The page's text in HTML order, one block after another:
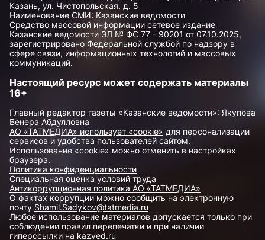
Казань, ул. Чистопольская, д. 5
Наименование СМИ: Казанские ведомости
Средство массовой информации сетевое издание
Казанские ведомости ЭЛ № ФС 77 - 90201 от 07.10.2025,
зарегистрировано Федеральной службой по надзору в
сфере связи, информационных технологий и массовых
коммуникаций.
Настоящий ресурс может содержать материалы
16+
Главный редактор газеты «Казанские ведомости»: Якупова
Венера Абдулловна
АО «ТАТМЕДИА» использует «cookie» для персонализации
сервисов и удобства пользователей сайтом.
Использование «cookie» можно отменить в настройках
браузера.
Политика конфиденциальности
Специальная оценка условий труда
Антикоррупционная политика АО «ТАТМЕДИА»
О фактах коррупции можно сообщить на электронную
почту Shamil.Sadykov@tatmedia.ru
Любое использование материалов допускается только при
соблюдении правил перепечатки и при наличии
гиперссылки на kazved.ru